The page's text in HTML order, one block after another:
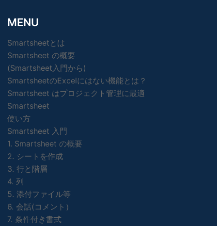
MENU
Smartsheetとは
Smartsheet の概要
(Smartsheet入門から)
SmartsheetのExcelにはない機能とは？
Smartsheet はプロジェクト管理に最適
Smartsheet
使い方
Smartsheet 入門
1. Smartsheet の概要
2. シートを作成
3. 行と階層
4. 列
5. 添付ファイル等
6. 会話(コメント）
7. 条件付き書式